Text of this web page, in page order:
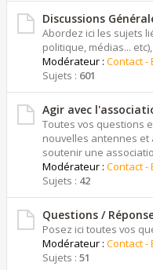
Discussions
Abordez ici les sujets
politique, médias...
Modérateur : Contact -
Sujets : 601
Agir avec
Toutes vos questions
nouvelles antennes et
soutenir une
Modérateur : Contact -
Sujets : 42
Questions /
Posez ici toutes vos
Modérateur : Contact -
Sujets : 51